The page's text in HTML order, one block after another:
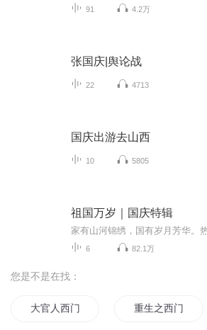
91 4.2万
张国庆|舆论战
22 4713
国庆出游去山西
10 5805
祖国万岁｜国庆特辑
6 82.1万
您是不是在找：
大官人西门庆 重生之西门庆